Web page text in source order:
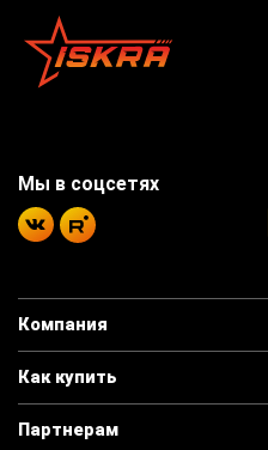
Компания
Как купить
Партнерам
Мы в соцсетях